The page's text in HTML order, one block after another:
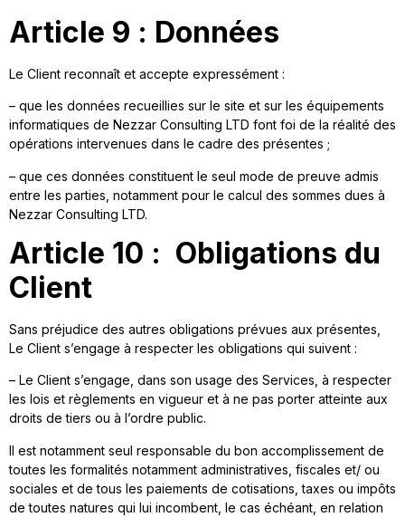
Article 9 : Données
Le Client reconnaît et accepte expressément :
– que les données recueillies sur le site et sur les équipements
informatiques de Nezzar Consulting LTD font foi de la réalité des
opérations intervenues dans le cadre des présentes ;
– que ces données constituent le seul mode de preuve admis
entre les parties, notamment pour le calcul des sommes dues à
Nezzar Consulting LTD.
Article 10 : Obligations du
Client
Sans préjudice des autres obligations prévues aux présentes,
Le Client s’engage à respecter les obligations qui suivent :
– Le Client s’engage, dans son usage des Services, à respecter
les lois et règlements en vigueur et à ne pas porter atteinte aux
droits de tiers ou à l’ordre public.
Il est notamment seul responsable du bon accomplissement de
toutes les formalités notamment administratives, fiscales et/ ou
sociales et de tous les paiements de cotisations, taxes ou impôts
de toutes natures qui lui incombent, le cas échéant, en relation